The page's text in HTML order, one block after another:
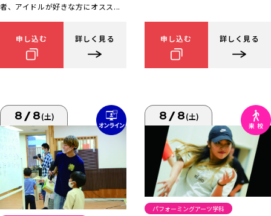
者、アイドルが好きな方にオスス...
申し込む 詳しく見る 申し込む 詳しく見る
8/8(土) 8/8(土)
パフォーミングアーツ学科